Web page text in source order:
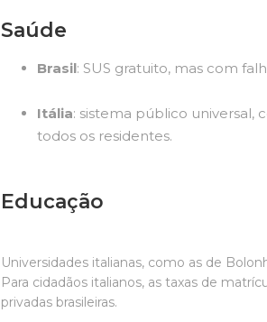
Saúde
Brasil: SUS gratuito, mas com
Itália: sistema público universal,
todos os residentes.
Educação
Universidades italianas, como as de
Para cidadãos italianos, as taxas de
privadas brasileiras.